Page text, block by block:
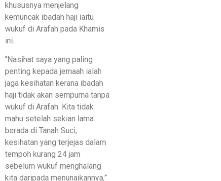
khususnya menjelang
kemuncak ibadah haji iaitu
wukuf di Arafah pada Khamis
ini.
“Nasihat saya yang paling
penting kepada jemaah ialah
jaga kesihatan kerana ibadah
haji tidak akan sempurna tanpa
wukuf di Arafah. Kita tidak
mahu setelah sekian lama
berada di Tanah Suci,
kesihatan yang terjejas dalam
tempoh kurang 24 jam
sebelum wukuf menghalang
kita daripada menunaikannya,”